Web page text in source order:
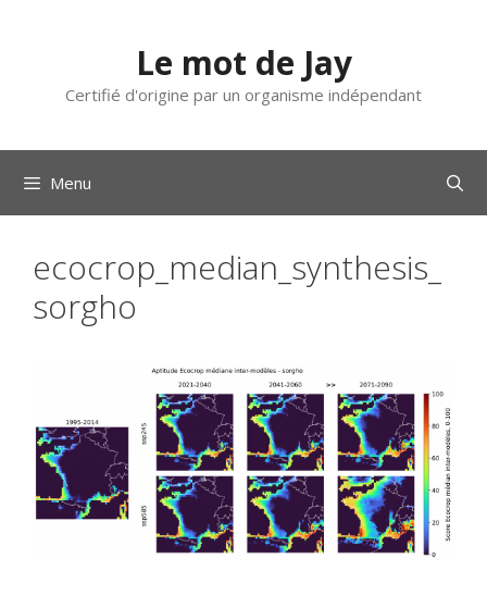
Le mot de Jay
Certifié d'origine par un organisme indépendant
Menu
ecocrop_median_synthesis_
sorgho